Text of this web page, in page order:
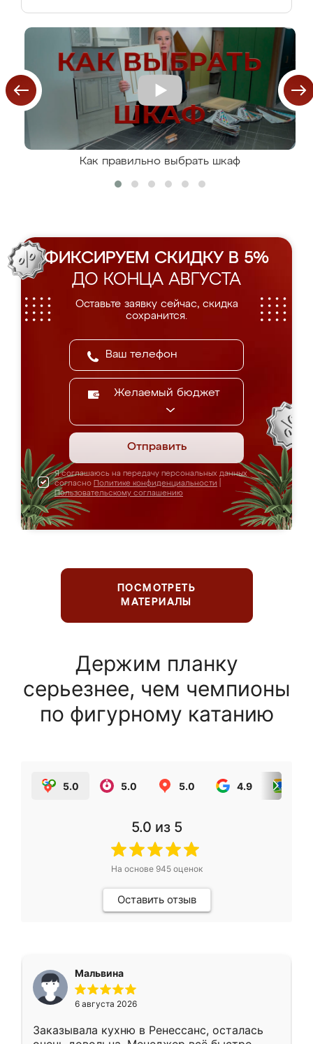
Как правильно выбрать шкаф
ФИКСИРУЕМ СКИДКУ В 5%
ДО КОНЦА АВГУСТА
Оставьте заявку сейчас, скидка
сохранится.
Желаемый бюджет
Отправить
Я соглашаюсь на передачу персональных данных
согласно Политике конфиденциальности
Пользовательскому соглашению
ПОСМОТРЕТЬ
МАТЕРИАЛЫ
Держим планку
серьезнее, чем чемпионы
по фигурному катанию
5.0 5.0 5.0 4.9
5.0 из 5
На основе 945оценок
Оставить отзыв
Мальвина
6 августа 2026
Заказывала кухню в Ренессанс, осталась